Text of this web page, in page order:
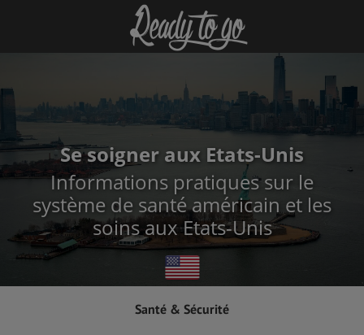
Se soigner aux Etats-Unis
Informations pratiques sur le
système de santé américain et les
soins aux Etats-Unis
Santé & Sécurité